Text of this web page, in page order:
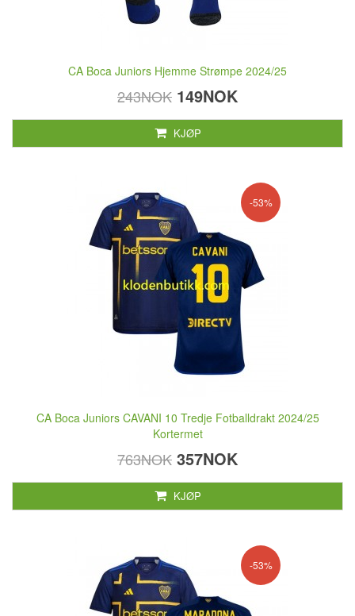
CA Boca Juniors Hjemme Strømpe 2024/25
243NOK 149NOK
KJØP
-53%
CA Boca Juniors CAVANI 10 Tredje Fotballdrakt 2024/25
Kortermet
763NOK 357NOK
KJØP
-53%